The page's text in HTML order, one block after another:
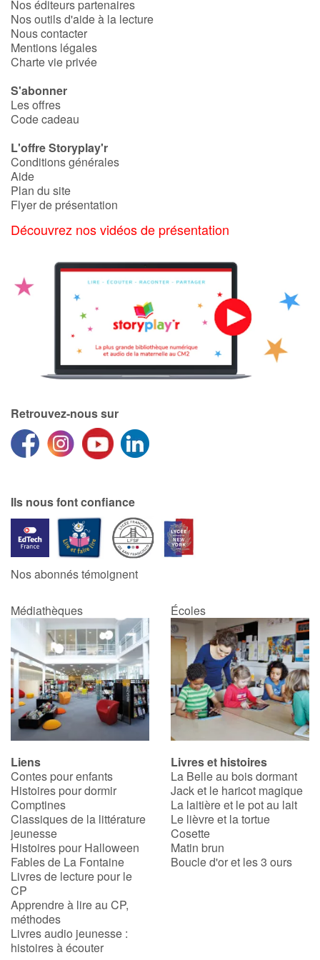
Catalogue anglais
Contraste +
Aide
Accueil
Famille
Écoles
Médiathèques
Vidéos & Tutoriaux
Par thématique
Rencontres et témoignages
Contes d'ici et d'ailleurs
Autour de la lecture
Apprendre à lire
Livre audio
Activités et ateliers
Apprendre les langues
Dyslexie, troubles de la lecture
Nos listes de lecture
Les plus lus
Coups de coeur
Nos éditeurs partenaires
Nos outils d'aide à la lecture
Nous contacter
Mentions légales
Charte vie privée
S'abonner
Les offres
Code cadeau
L'offre Storyplay'r
Conditions générales
Aide
Plan du site
Flyer de présentation
Découvrez nos vidéos de présentation
Retrouvez-nous sur
Ils nous font confiance
Nos abonnés témoignent
Médiathèques Écoles
Liens
Contes pour enfants
Histoires pour dormir
Comptines
Classiques de la littérature
jeunesse
Histoires pour Halloween
Fables de La Fontaine
Livres de lecture pour le
CP
Apprendre à lire au CP,
méthodes
Livres audio jeunesse :
histoires à écouter
Livres et histoires
La Belle au bois dormant
Jack et le haricot magique
La laitière et le pot au lait
Le lièvre et la tortue
Cosette
Matin brun
Boucle d'or et les 3 ours